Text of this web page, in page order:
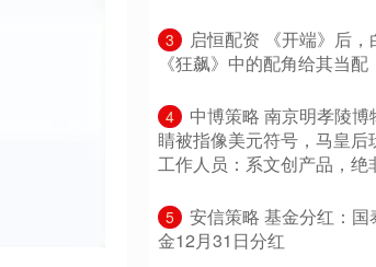
3
启恒配资 《开端》后，
《狂飙》中的配角给其当配
4
中博策略 南京明孝陵
睛被指像美元符号，马皇后
工作人员：系文创产品，绝
5
安信策略 基金分红：
金12月31日分红